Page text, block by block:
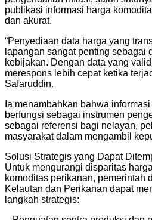
publikasi informasi harga
dan akurat.
“Penyediaan data harga yang
lapangan sangat penting sebagai
kebijakan. Dengan data yang
merespons lebih cepat ketika
Safaruddin.
Ia menambahkan bahwa
berfungsi sebagai instrumen
sebagai referensi bagi nelayan,
masyarakat dalam mengambil
Solusi Strategis yang Dapat
Untuk mengurangi disparitas
komoditas perikanan, pemerintah
Kelautan dan Perikanan dapat
langkah strategis: